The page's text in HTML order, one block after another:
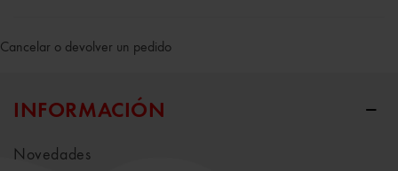
Cancelar o devolver un pedido
INFORMACIÓN
Novedades